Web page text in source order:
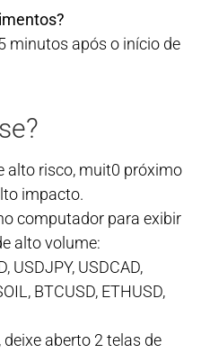
minutos após o início de
alto risco, muit0 próximo
impacto.
computador para exibir
alto volume:
USDJPY, USDCAD,
BTCUSD, ETHUSD,
aberto 2 telas de